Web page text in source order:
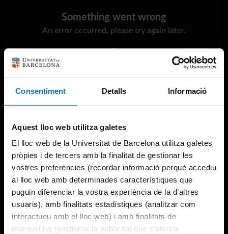
Consentiment Detalls Informació
Aquest lloc web utilitza galetes
El lloc web de la Universitat de Barcelona utilitza galetes
pròpies i de tercers amb la finalitat de gestionar les
vostres preferències (recordar informació perquè accediu
al lloc web amb determinades característiques que
puguin diferenciar la vostra experiència de la d’altres
usuaris), amb finalitats estadístiques (analitzar com
interactueu amb el lloc web) i amb finalitats de
màrqueting (gestionar la publicitat que s’ofereix
Something went wrong
An error occurred, please try again later.
Try again